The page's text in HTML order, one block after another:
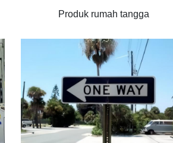
Produk rumah tangga